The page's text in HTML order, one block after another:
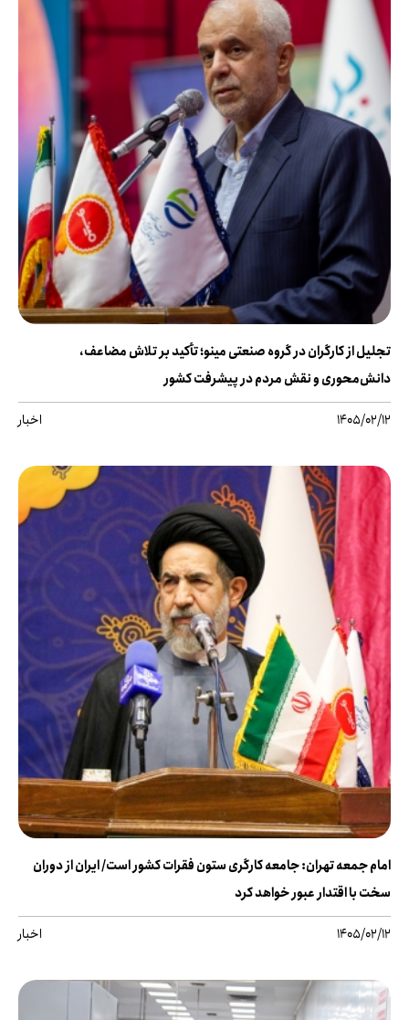
تجلیل از کارگران در گروه صنعتی مینو؛ تأکید بر تلاش مضاعف،
دانش‌محوری و نقش مردم در پیشرفت کشور
1405/02/12 اخبار
امام جمعه تهران: جامعه کارگری ستون فقرات کشور است/ ایران از دوران
سخت با اقتدار عبور خواهد کرد
1405/02/12 اخبار